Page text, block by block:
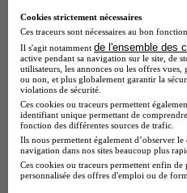
Cookies strictement nécessaires
Ces traceurs sont nécessaires au bon
Il s'agit notamment de l'ensemble des
active pendant sa navigation sur le site, de
utilisateurs, les annonces ou les offres
ou non, et plus globalement garantir la
violations de sécurité.
Ces cookies ou traceurs permettent
identifiant unique permettant de
fonction des différentes sources de trafic.
Ils nous permettent également d’observer
navigation dans nos sites beaucoup plus
Ces cookies ou traceurs permettent enfin
personnalisée des offres d'emploi ou de